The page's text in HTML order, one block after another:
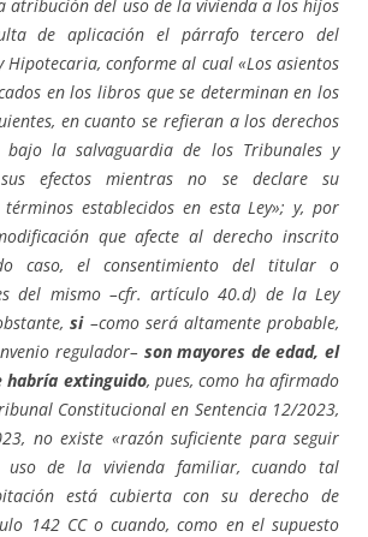
atribución del uso de la vivienda a los hijos
de aplicación el párrafo tercero del
conforme al cual «Los asientos
en los libros que se determinan en los
en cuanto se refieran a los derechos
bajo la salvaguardia de los Tribunales y
efectos mientras no se declare su
establecidos en esta Ley»; y, por
que afecte al derecho inscrito
caso, el consentimiento del titular o
del mismo –cfr. artículo 40.d) de la Ley
si–como será altamente probable,
regulador– son mayores de edad, el
habría extinguido, pues, como ha afirmado
Constitucional en Sentencia 12/2023,
no existe «razón suficiente para seguir
uso de la vivienda familiar, cuando tal
está cubierta con su derecho de
142 CC o cuando, como en el supuesto